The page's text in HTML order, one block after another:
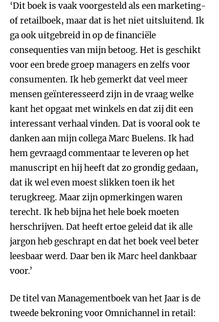
‘Dit boek is vaak voorgesteld als een marketing-
of retailboek, maar dat is het niet uitsluitend. Ik
ga ook uitgebreid in op de financiële
consequenties van mijn betoog. Het is geschikt
voor een brede groep managers en zelfs voor
consumenten. Ik heb gemerkt dat veel meer
mensen geïnteresseerd zijn in de vraag welke
kant het opgaat met winkels en dat zij dit een
interessant verhaal vinden. Dat is vooral ook te
danken aan mijn collega Marc Buelens. Ik had
hem gevraagd commentaar te leveren op het
manuscript en hij heeft dat zo grondig gedaan,
dat ik wel even moest slikken toen ik het
terugkreeg. Maar zijn opmerkingen waren
terecht. Ik heb bijna het hele boek moeten
herschrijven. Dat heeft ertoe geleid dat ik alle
jargon heb geschrapt en dat het boek veel beter
leesbaar werd. Daar ben ik Marc heel dankbaar
voor.’
De titel van Managementboek van het Jaar is de
tweede bekroning voor Omnichannel in retail: